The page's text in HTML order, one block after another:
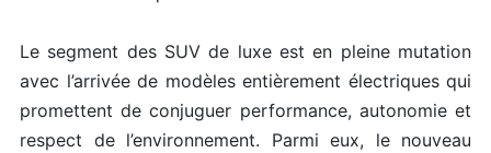
Le segment des SUV de luxe est en pleine mutation
avec l’arrivée de modèles entièrement électriques qui
promettent de conjuguer performance, autonomie et
respect de l’environnement. Parmi eux, le nouveau